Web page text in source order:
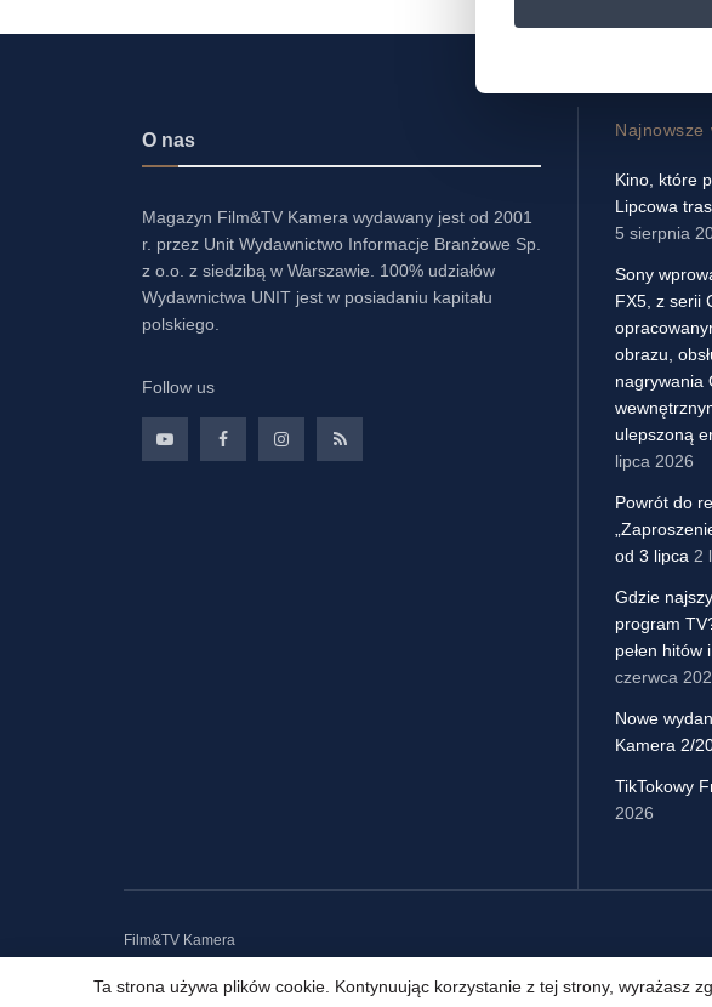
O nas
Magazyn Film&TV Kamera wydawany jest od 2001
r. przez Unit Wydawnictwo Informacje Branżowe Sp.
z o.o. z siedzibą w Warszawie. 100% udziałów
Wydawnictwa UNIT jest w posiadaniu kapitału
polskiego.
Follow us
Najnowsze
Kino, które
Lipcowa
5 sierpnia
Sony
FX5, z serii
obrazu,
nagrywania
ulepszoną
lipca 2026
Powrót do
od 3 lipca 2
Gdzie
program
pełen hitów
czerwca
Nowe
Kamera 2/
TikTokowy
2026
Film&TV Kamera
Ta strona używa plików cookie. Kontynuując korzystanie z tej strony, wyrażasz